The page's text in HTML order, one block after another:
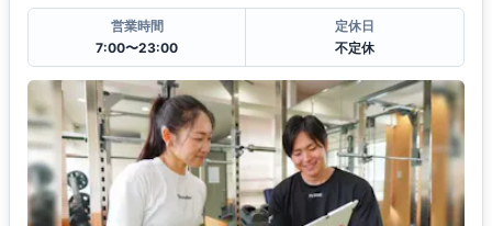
営業時間
7:00〜23:00
定休日
不定休